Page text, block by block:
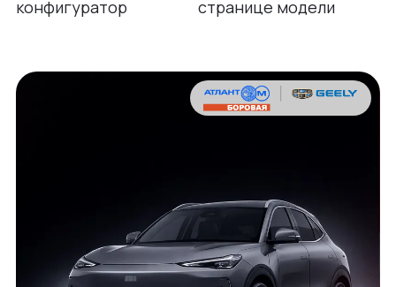
конфигуратор
странице модели